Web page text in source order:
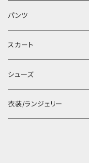
パンツ
スカート
シューズ
衣装/ランジェリー